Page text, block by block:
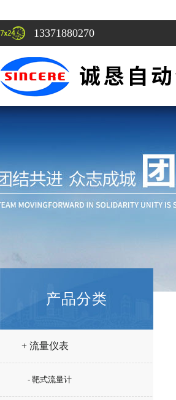
13371880270
产品分类
+ 流量仪表
- 靶式流量计